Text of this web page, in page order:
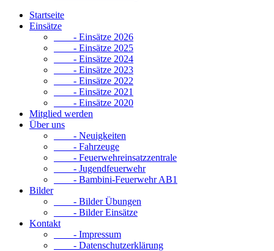
Startseite
Einsätze
- Einsätze 2026
- Einsätze 2025
- Einsätze 2024
- Einsätze 2023
- Einsätze 2022
- Einsätze 2021
- Einsätze 2020
Mitglied werden
Über uns
- Neuigkeiten
- Fahrzeuge
- Feuerwehreinsatzzentrale
- Jugendfeuerwehr
- Bambini-Feuerwehr AB1
Bilder
- Bilder Übungen
- Bilder Einsätze
Kontakt
- Impressum
- Datenschutzerklärung